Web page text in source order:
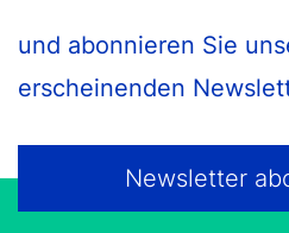
und abonnieren Sie
erscheinenden
Newsletter